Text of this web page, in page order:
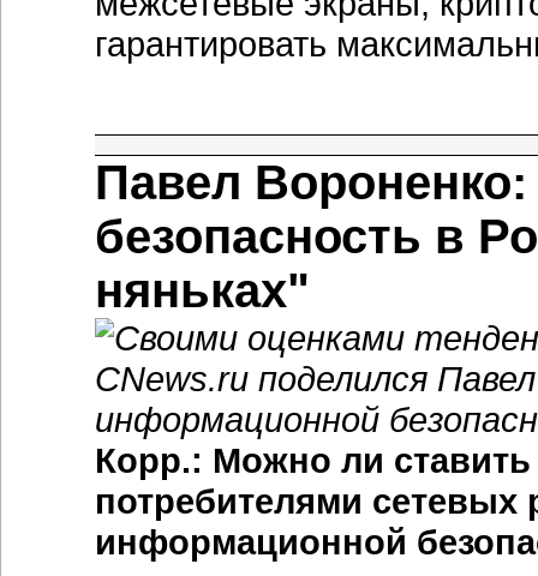
гарантировать
Павел
безопасность в
няньках"
Своими оценками
CNews.ru поделился
информационной
Корр.: Можно ли
потребителями сетевых
информационной